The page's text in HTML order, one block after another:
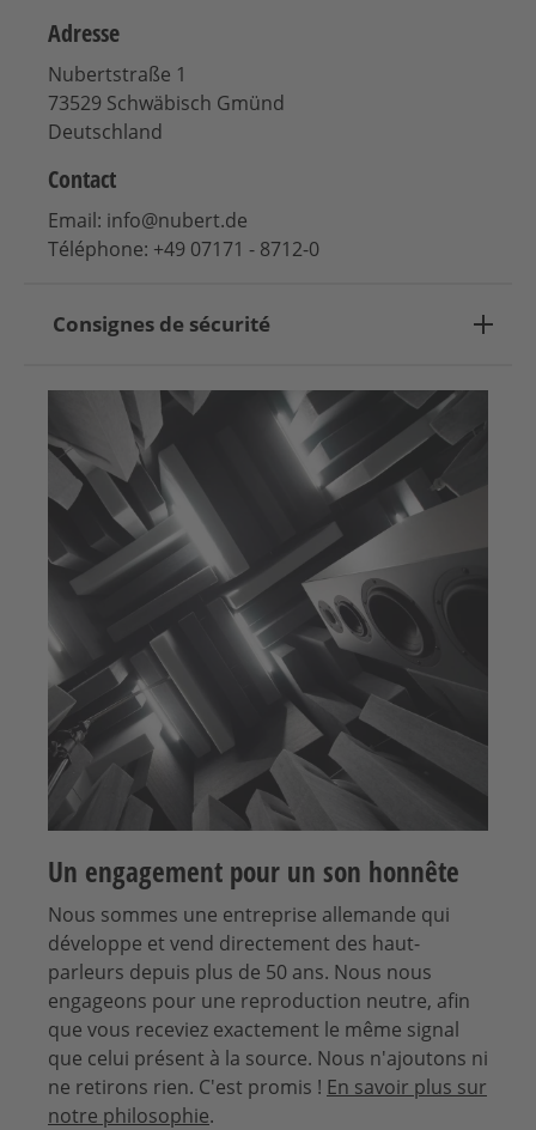
Adresse
Nubertstraße 1
73529 Schwäbisch Gmünd
Deutschland
Contact
Email: info@nubert.de
Téléphone: +49 07171 - 8712-0
Consignes de sécurité
Un engagement pour un son honnête
Nous sommes une entreprise allemande qui
développe et vend directement des haut-
parleurs depuis plus de 50 ans. Nous nous
engageons pour une reproduction neutre, afin
que vous receviez exactement le même signal
que celui présent à la source. Nous n'ajoutons ni
ne retirons rien. C'est promis ! En savoir plus sur
notre philosophie.